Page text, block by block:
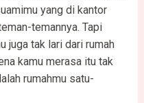
yang di kantor
temannya. Tapi
juga tak lari dari rumah
kamu merasa itu tak
rumahmu satu-